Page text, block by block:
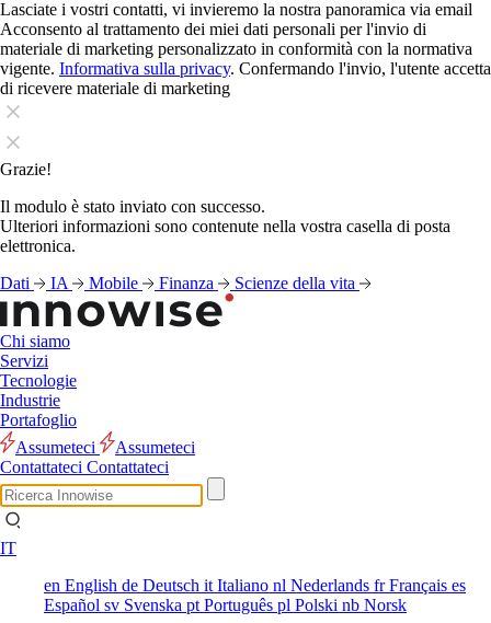
Lasciate i vostri contatti, vi invieremo la nostra panoramica via email
Acconsento al trattamento dei miei dati personali per l'invio di
materiale di marketing personalizzato in conformità con la normativa
vigente. Informativa sulla privacy. Confermando l'invio, l'utente accetta
di ricevere materiale di marketing
Grazie!
Il modulo è stato inviato con successo.
Ulteriori informazioni sono contenute nella vostra casella di posta
elettronica.
Dati
IA Mobile Finanza Scienze della vita
Chi siamo
Servizi
Tecnologie
Industrie
Portafoglio
Assumeteci
Assumeteci
Contattateci Contattateci
IT
en English de Deutsch it Italiano nl Nederlands frFrançais es
Español sv Svenska pt Português pl Polski nb Norsk